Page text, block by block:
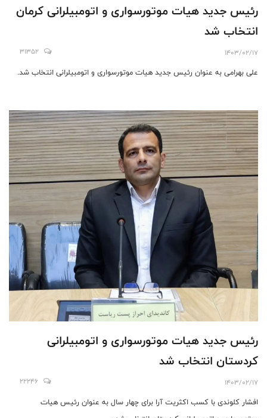
رئیس جدید هیات موتورسواری و اتومبیلرانی کرمان
انتخاب شد
1403/02/17
31352
علی بهرامی به عنوان رئیس جدید هیات موتورسواری و اتومبیلرانی انتخاب شد.
رئیس جدید هیات موتورسواری و اتومبیلرانی
کردستان انتخاب شد
1403/02/17
22246
افشار کلوندی با کسب اکثریت آرا برای چهار سال به عنوان رئیس هیات